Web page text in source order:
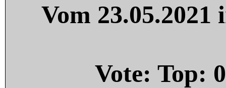
Vom
Vote: Top: 0